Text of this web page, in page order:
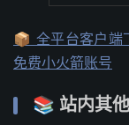
📦 全平台客户端
免费小火箭账号
📚 站内其